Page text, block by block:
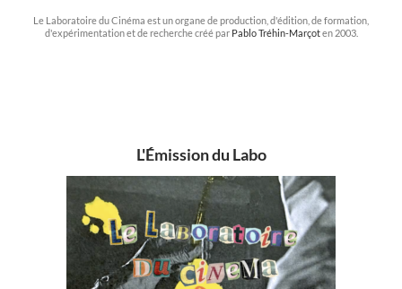
Le Laboratoire du Cinéma est un organe de production, d'édition, de formation,
d'expérimentation et de recherche créé par Pablo Tréhin-Marçoten 2003.
L'Émission du Labo